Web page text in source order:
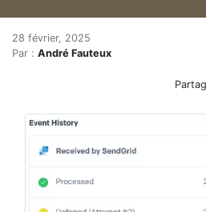
Accueil
Articles
Avis aux détenteurs d'un
Avis aux
28 février, 2025
Par : André Fauteux